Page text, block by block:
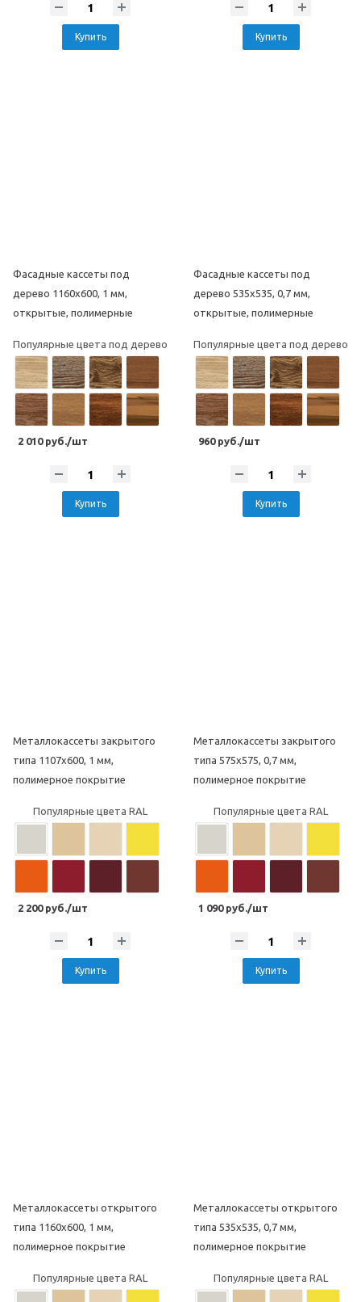
Купить Купить
Фасадные кассеты под
дерево 1160х600, 1 мм,
открытые, полимерные
Популярные цвета под дерево
2 010 руб./шт
Купить
Фасадные кассеты под
дерево 535х535, 0,7 мм,
открытые, полимерные
Популярные цвета под дерево
960 руб./шт
Купить
Металлокассеты закрытого
типа 1107х600, 1 мм,
полимерное покрытие
Популярные цвета RAL
Популярные цвета под камень
2 200 руб./шт
Купить
Металлокассеты закрытого
типа 575х575, 0,7 мм,
полимерное покрытие
Популярные цвета RAL
Популярные цвета под камень
1 090 руб./шт
Купить
Металлокассеты открытого
типа 1160х600, 1 мм,
полимерное покрытие
Популярные цвета RAL
Металлокассеты открытого
типа 535х535, 0,7 мм,
полимерное покрытие
Популярные цвета RAL